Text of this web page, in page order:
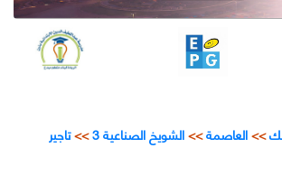
>>العاصمة>>الشويخ الصناعية 3 >>تاجير